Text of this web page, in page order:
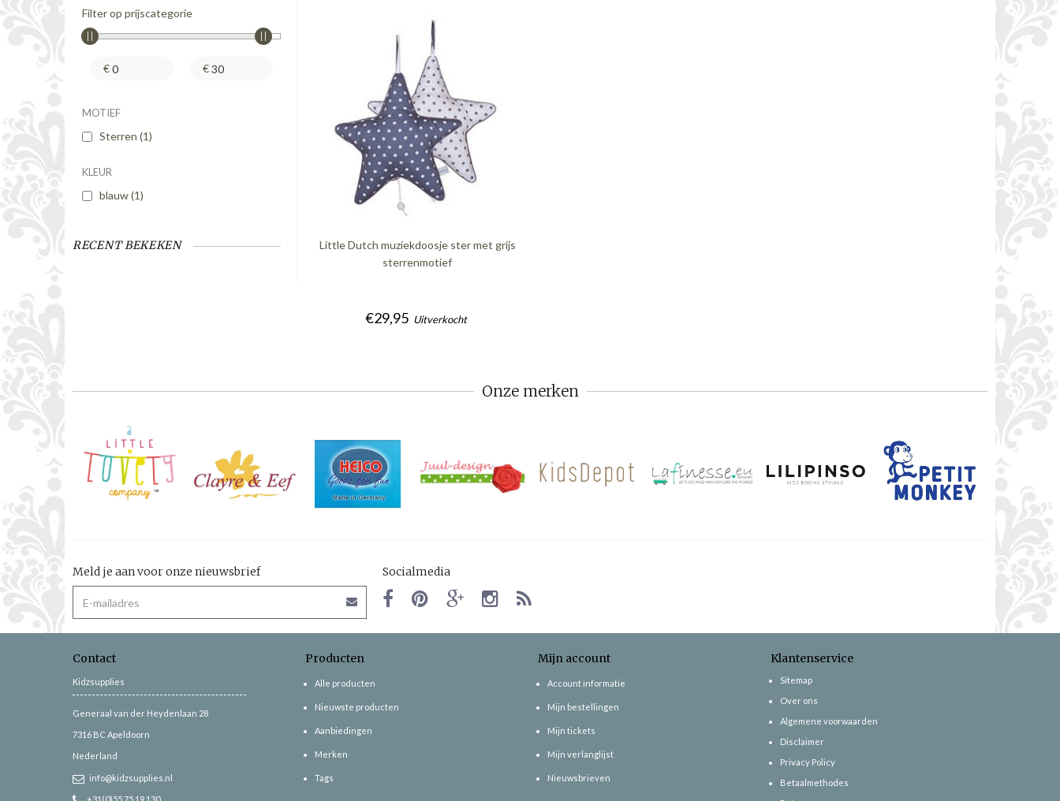
Filter op prijscategorie
€ €
MOTIEF
Sterren (1)
KLEUR
blauw(1)
RECENT BEKEKEN
Little Dutch muziekdoosje ster met grijs
sterrenmotief
€29,95 Uitverkocht
Onze merken
Meld je aan voor onze nieuwsbrief Socialmedia
Contact
Kidzsupplies
Generaal van der Heydenlaan 28
7316 BC Apeldoorn
Nederland
info@kidzsupplies.nl
Producten
Alle producten
Nieuwste producten
Aanbiedingen
Merken
Tags
Mijn account
Account informatie
Mijn bestellingen
Mijn tickets
Mijn verlanglijst
Nieuwsbrieven
Klantenservice
Sitemap
Over ons
Algemene voorwaarden
Disclaimer
Privacy Policy
Betaalmethodes